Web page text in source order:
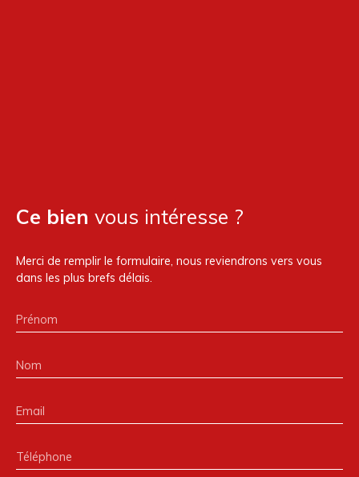
Ce bien vous intéresse ?
Merci de remplir le formulaire, nous reviendrons vers vous
dans les plus brefs délais.
Prénom
Nom
Email
Téléphone